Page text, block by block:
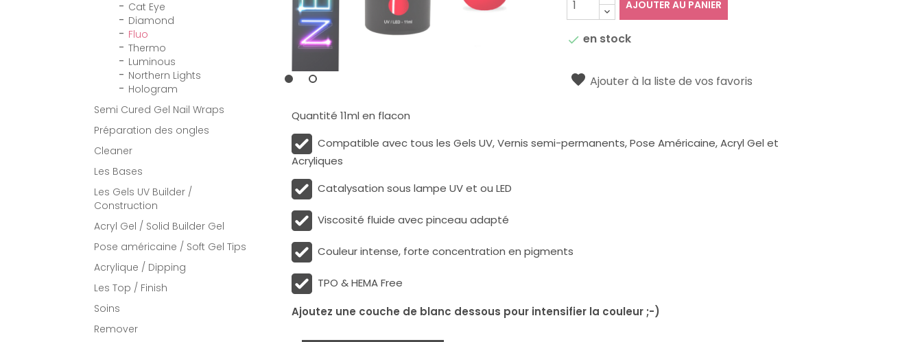
Cat Eye
Diamond
Fluo
Thermo
Luminous
Northern Lights
Hologram
Semi Cured Gel Nail Wraps
Préparation des ongles
Cleaner
Les Bases
Les Gels UV Builder /
Construction
Acryl Gel / Solid Builder Gel
Pose américaine / Soft Gel Tips
Acrylique / Dipping
Les Top / Finish
Soins
Remover
AJOUTER AU PANIER
 en stock
Ajouter à la liste de vos favoris
Quantité 11ml en flacon
Compatible avec tous les Gels UV, Vernis semi-permanents, Pose Américaine, Acryl Gel et
Acryliques
Catalysation sous lampe UV et ou LED
Viscosité fluide avec pinceau adapté
Couleur intense, forte concentration en pigments
TPO & HEMA Free
Ajoutez une couche de blanc dessous pour intensifier la couleur ;-)